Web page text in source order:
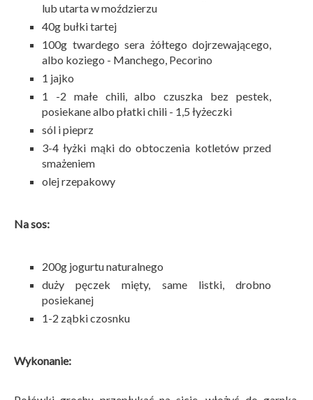
lub utarta w moździerzu
40g bułki tartej
100g twardego sera żółtego dojrzewającego,
albo koziego - Manchego, Pecorino
1 jajko
1 -2 małe chili, albo czuszka bez pestek,
posiekane albo płatki chili - 1,5 łyżeczki
sól i pieprz
3-4 łyżki mąki do obtoczenia kotletów przed
smażeniem
olej rzepakowy
Na sos:
200g jogurtu naturalnego
duży pęczek mięty, same listki, drobno
posiekanej
1-2 ząbki czosnku
Wykonanie: